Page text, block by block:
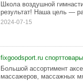
Школа воздушной
результат! Наша цель —
2024-07-15
fixgoodsport.ru
Большой ассортимент
массажеров, массажных